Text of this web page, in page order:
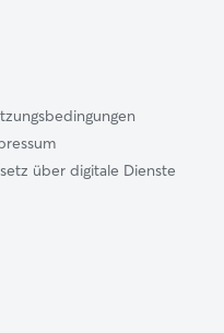
über digitale Dienste